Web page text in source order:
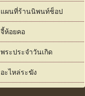
แผนที่ร้านนิพนท์ช็อป
จี้ห้อยคอ
พระประจำวันเกิด
อะไหล่ระฆัง